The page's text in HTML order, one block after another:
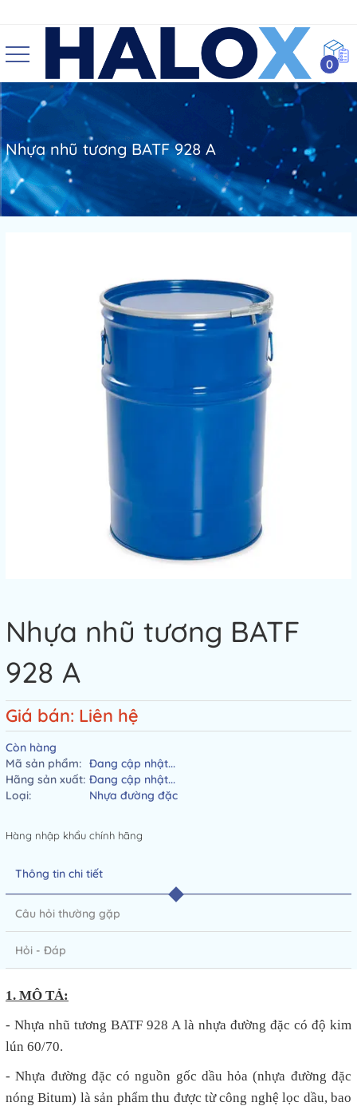
0
Nhựa nhũ tương BATF 928 A
Nhựa nhũ tương BATF
928 A
Giá bán: Liên hệ
Còn hàng
Mã sản phẩm: Đang cập nhật...
Hãng sản xuất: Đang cập nhật...
Loại:
Nhựa đường đặc
Hàng nhập khẩu chính hãng
Thông tin chi tiết
Câu hỏi thường gặp
Hỏi - Đáp
1. MÔ TẢ:
- Nhựa nhũ tương BATF 928 A là nhựa đường đặc có độ kim
lún 60/70.
- Nhựa đường đặc có nguồn gốc dầu hỏa (nhựa đường đặc
nóng Bitum) là sản phẩm thu được từ công nghệ lọc dầu, bao